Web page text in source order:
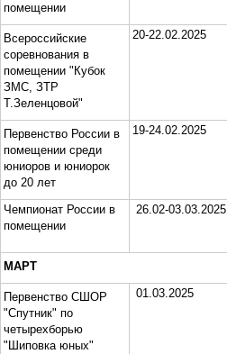
помещении
Всероссийские
соревнования в
помещении "Кубок
ЗМС, ЗТР
Т.Зеленцовой"
20-22.02.2025
Первенство России в
помещении среди
юниоров и юниорок
до 20 лет
19-24.02.2025
Чемпионат России в
помещении
26.02-03.03.2025
МАРТ
Первенство СШОР
"Спутник" по
четырехборью
"Шиповка юных"
01.03.2025